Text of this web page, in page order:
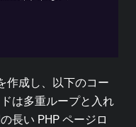
作成し、以下のコー
は多重ループと入れ
長い PHP ページロ